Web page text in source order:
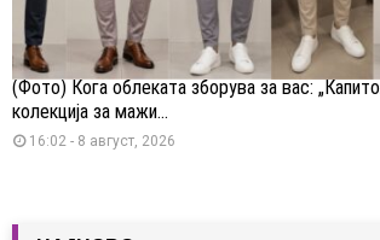
(Фото) Кога облеката зборува за вас:
колекција за мажи...
16:02 - 8 август, 2026